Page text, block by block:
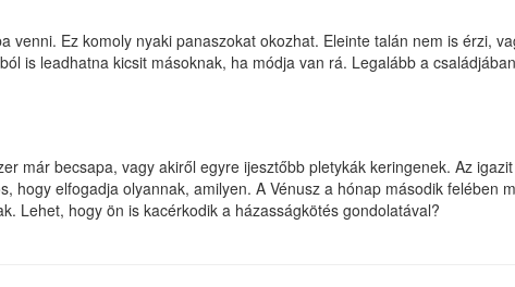
venni. Ez komoly nyaki panaszokat okozhat. Eleinte talán nem is érzi,
is leadhatna kicsit másoknak, ha módja van rá. Legalább a
már becsapa, vagy akiről egyre ijesztőbb pletykák keringenek. Az
hogy elfogadja olyannak, amilyen. A Vénusz a hónap második felében
Lehet, hogy ön is kacérkodik a házasságkötés gondolatával?